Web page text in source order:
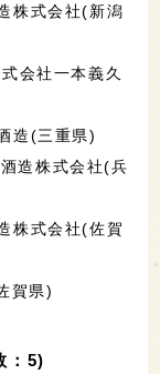
株式会社(新潟
会社一本義久
造(三重県)
造株式会社(兵
株式会社(佐賀
賀県)
：5)